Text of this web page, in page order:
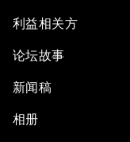
利益相关方
论坛故事
新闻稿
相册